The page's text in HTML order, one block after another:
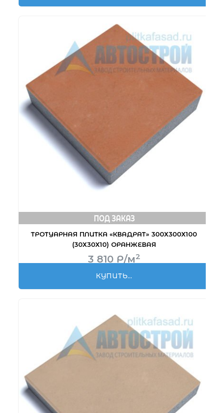
ТРОТУАРНАЯ ПЛИТКА «КВАДРАТ» 300Х300Х100
(30Х30Х10) ОРАНЖЕВАЯ
3 810 Р/м2
КУПИТЬ...